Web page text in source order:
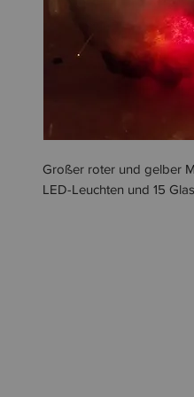
Großer roter und gelber
LED-Leuchten und 15